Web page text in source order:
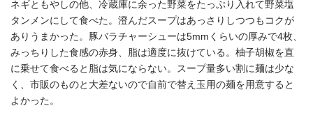
ネギともやしの他、冷蔵庫に余った野菜をたっぷり入れて野菜塩
タンメンにして食べた。澄んだスープはあっさりしつつもコクが
ありうまかった。豚バラチャーシューは5mmくらいの厚みで4枚、
みっちりした食感の赤身、脂は適度に抜けている。柚子胡椒を直
に乗せて食べると脂は気にならない。スープ量多い割に麺は少な
く、市販のものと大差ないので自前で替え玉用の麺を用意すると
よかった。